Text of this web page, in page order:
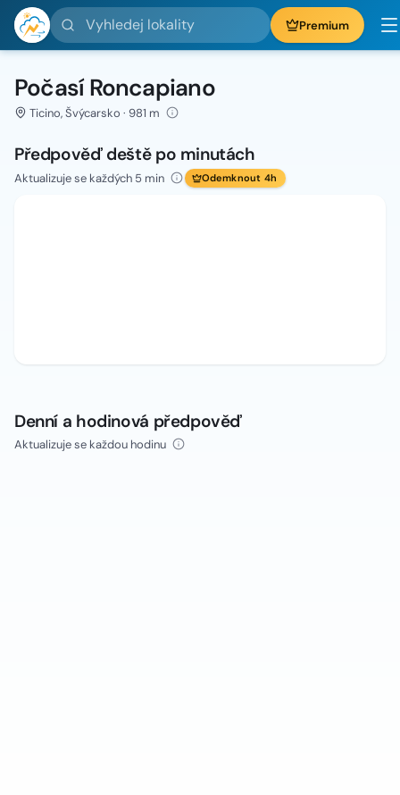
Vyhledej lokality Premium
Počasí Roncapiano
Ticino, Švýcarsko · 981 m
Předpověď deště po minutách
Aktualizuje se každých 5 min Odemknout 4h
Denní a hodinová předpověď
Aktualizuje se každou hodinu